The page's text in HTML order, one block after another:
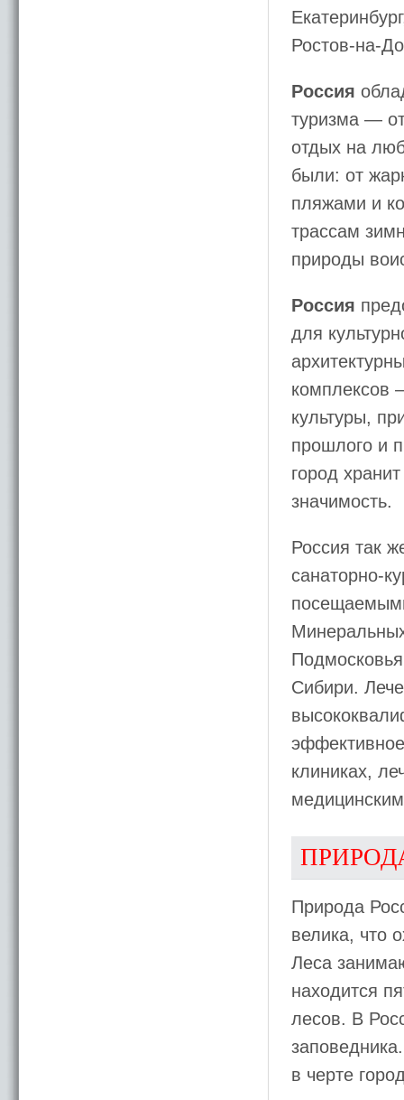
Ростов-на-
Россия
туризма —
отдых на
были: от
пляжами и
трассам
природы
Россия
для
комплексов
культуры,
прошлого и
город
значимость.
Россия так
санаторно-
Сибири.
клиниках,
Природа
велика, что
Леса
находится
лесов. В
в черте